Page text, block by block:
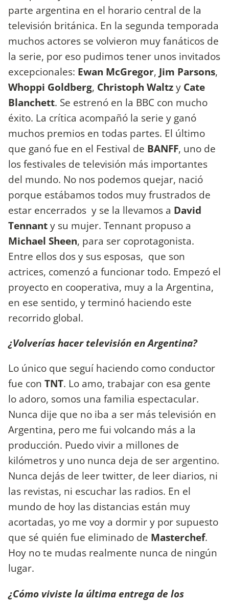
parte argentina en el horario central de la
televisión británica. En la segunda temporada
muchos actores se volvieron muy fanáticos de
la serie, por eso pudimos tener unos invitados
excepcionales: Ewan McGregor, Jim Parsons,
Whoppi Goldberg, Christoph Waltzy Cate
Blanchett. Se estrenó en la BBC con mucho
éxito. La crítica acompañó la serie y ganó
muchos premios en todas partes. El último
que ganó fue en el Festival de BANFF, uno de
los festivales de televisión más importantes
del mundo. No nos podemos quejar, nació
porque estábamos todos muy frustrados de
estar encerrados y se la llevamos a David
Tennanty su mujer. Tennant propuso a
Michael Sheen, para ser coprotagonista.
Entre ellos dos y sus esposas, que son
actrices, comenzó a funcionar todo. Empezó el
proyecto en cooperativa, muy a la Argentina,
en ese sentido, y terminó haciendo este
recorrido global.
¿Volverías hacer televisión en Argentina?
Lo único que seguí haciendo como conductor
fue con TNT. Lo amo, trabajar con esa gente
lo adoro, somos una familia espectacular.
Nunca dije que no iba a ser más televisión en
Argentina, pero me fui volcando más a la
producción. Puedo vivir a millones de
kilómetros y uno nunca deja de ser argentino.
Nunca dejás de leer twitter, de leer diarios, ni
las revistas, ni escuchar las radios. En el
mundo de hoy las distancias están muy
acortadas, yo me voy a dormir y por supuesto
que sé quién fue eliminado de Masterchef.
Hoy no te mudas realmente nunca de ningún
lugar.
¿Cómo viviste la última entrega de los